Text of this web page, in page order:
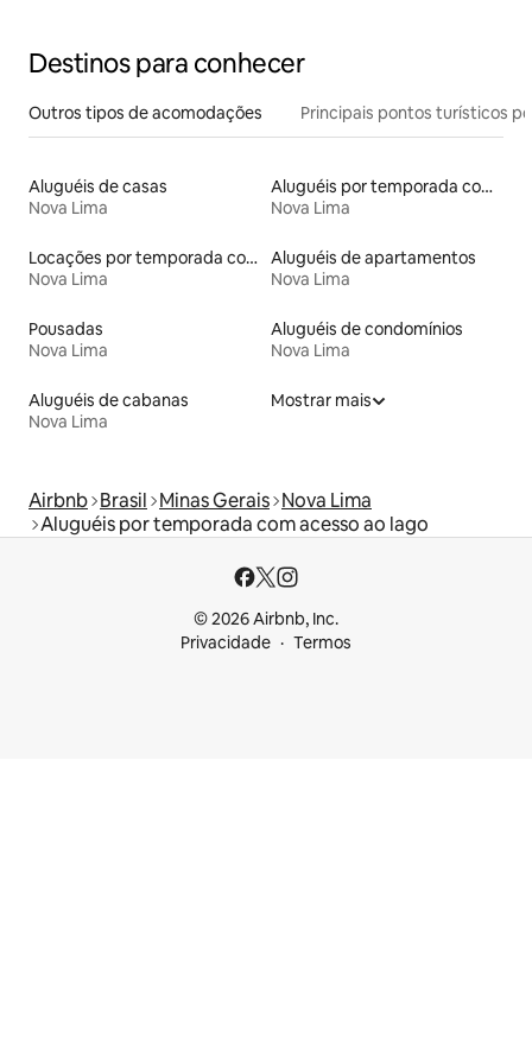
Destinos para conhecer
Outros tipos de acomodações Principais pontos turísticos
Aluguéis de casas
Nova Lima
Aluguéis por temporada com sauna
Nova Lima
Locações por temporada com piscina
Nova Lima
Aluguéis de apartamentos
Nova Lima
Pousadas
Nova Lima
Aluguéis de condomínios
Nova Lima
Aluguéis de cabanas
Nova Lima
Mostrar mais
Airbnb Brasil Minas Gerais Nova Lima
Aluguéis por temporada com acesso ao lago
© 2026 Airbnb, Inc.
Privacidade
Termos